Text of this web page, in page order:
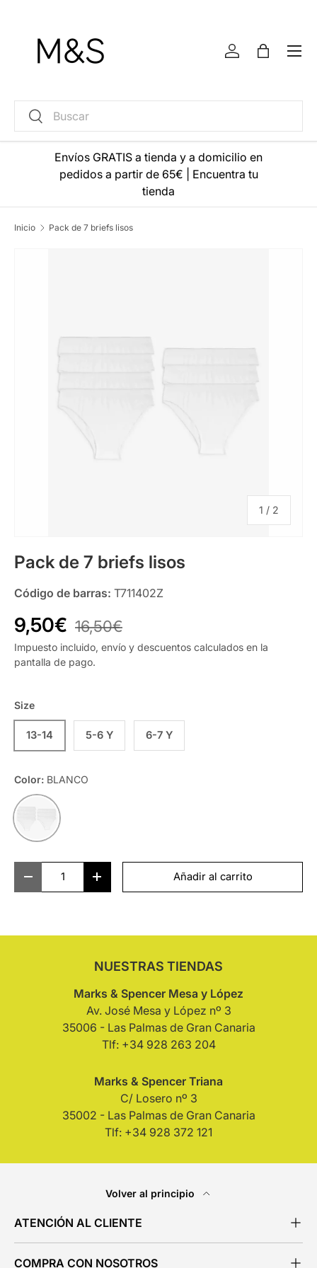
Buscar
Buscar
Iniciar sesión
Bolsa
Menú
Envíos GRATIS a tienda y a domicilio en
pedidos a partir de 65€
Encuentra tu
tienda
Inicio Pack de 7 briefs lisos
1 / de
2
Pack de 7 briefs lisos
Código de barras: T711402Z
9,50€ 16,50€
Impuesto incluido, envío y descuentos calculados en la
pantalla de pago.
Size
13-14 5-6 Y 6-7 Y
Color: BLANCO
BLANCO
- + Añadir al carrito
NUESTRAS TIENDAS
Marks & Spencer Mesa y López
Av. José Mesa y López nº 3
35006 - Las Palmas de Gran Canaria
Tlf: +34 928 263 204
Marks & Spencer Triana
C/ Losero nº 3
35002 - Las Palmas de Gran Canaria
Tlf: +34 928 372 121
Volver al principio
ATENCIÓN AL CLIENTE
COMPRA CON NOSOTROS